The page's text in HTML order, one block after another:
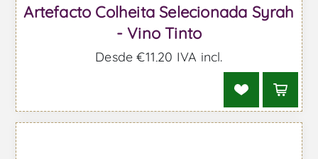
Artefacto Colheita Selecionada Syrah
- Vino Tinto
Desde €11,20 IVA incl.